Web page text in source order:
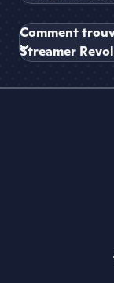
Comment
Streamer